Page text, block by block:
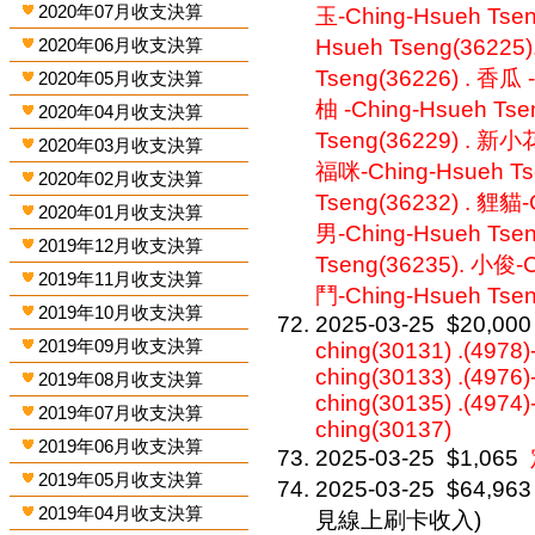
2020年07月收支決算
2020年06月收支決算
2020年05月收支決算
2020年04月收支決算
2020年03月收支決算
2020年02月收支決算
2020年01月收支決算
2019年12月收支決算
2019年11月收支決算
2019年10月收支決算
2019年09月收支決算
2019年08月收支決算
2019年07月收支決算
2019年06月收支決算
2019年05月收支決算
2019年04月收支決算
玉-Ching-Hsueh
Hsueh
Tseng(36226) . 香瓜
柚 -Ching-Hsueh
Tseng(36229) . 新小
福咪-Ching-Hsueh
Tseng(36232) . 貍貓
男-Ching-Hsueh
Tseng(36235). 小俊-
鬥-Ching-Hsueh
2025-03-25 $20,000
ching(30131)
ching(30133)
ching(30135)
ching(30137)
2025-03-25 $1,065
2025-03-25 $64,963
見線上刷卡收入)